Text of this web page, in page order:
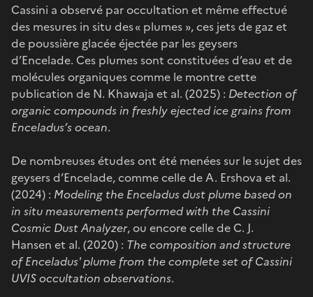
Cassini a observé par occultation et même effectué
des mesures in situ des « plumes », ces jets de gaz et
de poussière glacée éjectée par les geysers
d’Encelade. Ces plumes sont constituées d’eau et de
molécules organiques comme le montre cette
publication de N. Khawaja et al. (2025) : Detection of
organic compounds in freshly ejected ice grains from
Enceladus’s ocean.
De nombreuses études ont été menées sur le sujet des
geysers d’Encelade, comme celle de A. Ershova et al.
(2024) : Modeling the Enceladus dust plume based on
in situ measurements performed with the Cassini
Cosmic Dust Analyzer, ou encore celle de C. J.
Hansen et al. (2020) : The composition and structure
of Enceladus' plume from the complete set of Cassini
UVIS occultation observations.